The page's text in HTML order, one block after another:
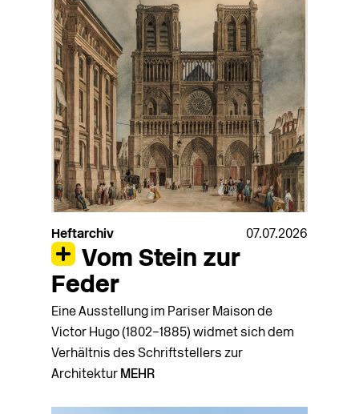
Heftarchiv 07.07.2026
Vom Stein zur
Feder
Eine Ausstellung im Pariser Maison de
Victor Hugo (1802–1885) widmet sich dem
Verhältnis des Schriftstellers zur
Architektur MEHR